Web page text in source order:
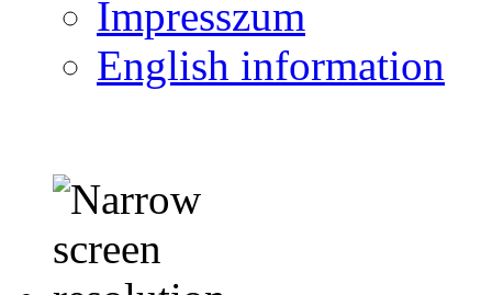
Impresszum
English information